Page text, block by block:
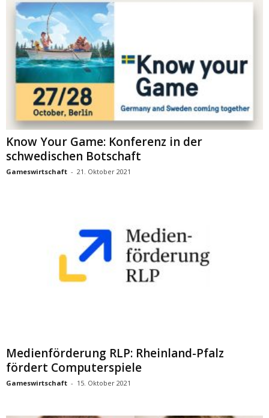
Know Your Game: Konferenz in der
schwedischen Botschaft
Gameswirtschaft - 21. Oktober 2021
Medienförderung RLP: Rheinland-Pfalz
fördert Computerspiele
Gameswirtschaft - 15. Oktober 2021